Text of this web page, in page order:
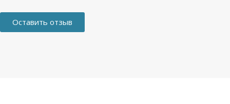
Оставить отзыв